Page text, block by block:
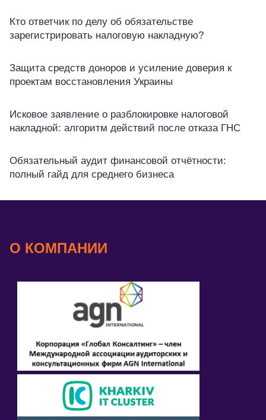
Кто ответчик по делу об обязательстве
зарегистрировать налоговую накладную?
Защита средств доноров и усиление доверия к
проектам восстановления Украины
Исковое заявление о разблокировке налоговой
накладной: алгоритм действий после отказа ГНС
Обязательный аудит финансовой отчётности:
полный гайд для среднего бизнеса
О КОМПАНИИ